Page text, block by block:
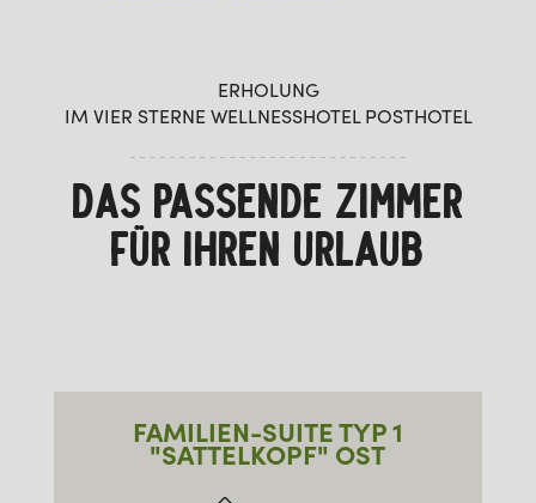
ERHOLUNG
IM VIER STERNE WELLNESSHOTEL POSTHOTEL
DAS PASSENDE ZIMMER
FÜR IHREN URLAUB
FAMILIEN-SUITE TYP 1
"SATTELKOPF" OST